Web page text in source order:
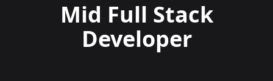
Mid Full Stack
Developer